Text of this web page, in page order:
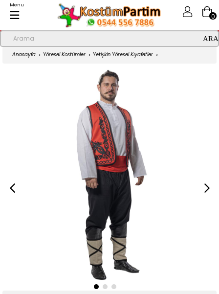
0
Menu
Anasayfa Yöresel Kostümler Yetişkin Yöresel Kıyafetler